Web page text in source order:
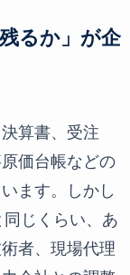
るか」が企
算書、受注
価台帳などの
ます。しかし
じくらい、あ
者、現場代理